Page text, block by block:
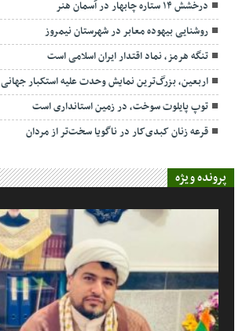
درخشش ۱۴ ستاره چابهار در آسمان هنر
روشنایی بیهوده معابر در شهرستان نیمروز
تنگه هرمز، نماد اقتدار ایران اسلامی است
اربعین، بزرگ‌ترین نمایش وحدت علیه استکبار جهانی
توپ پایلوت سوخت، در زمین استانداری است
قرعه زنان کبدی‌کار در ناگویا سخت‌تر از مردان
پرونده ویژه